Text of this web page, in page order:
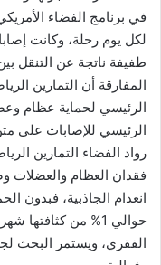
لكل يوم رحلة، وكانت
طفيفة ناتجة عن التنقل
المفارقة أن التمارين
الرئيسي لحماية عظام
الرئيسي للإصابات على
رواد الفضاء التمارين
فقدان العظام والعضلات
انعدام الجاذبية، فبدون
حوالي 1% من
الفقري، ويستمر البحث